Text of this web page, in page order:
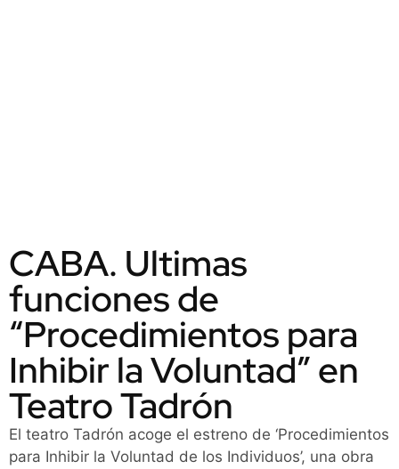
CABA. Ultimas
funciones de
“Procedimientos para
Inhibir la Voluntad” en
Teatro Tadrón
El teatro Tadrón acoge el estreno de ‘Procedimientos
para Inhibir la Voluntad de los Individuos’, una obra